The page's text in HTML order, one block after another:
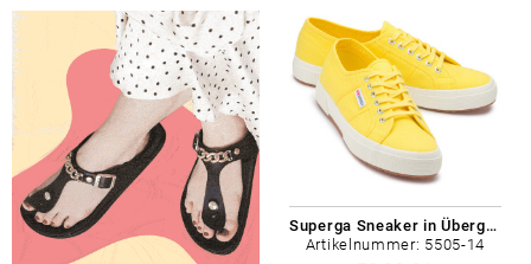
Superga Sneaker in Übergrößen
Artikelnummer: 5505-14